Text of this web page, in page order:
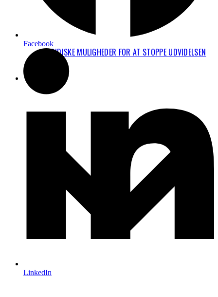
JURIDISKE MULIGHEDER FOR AT STOPPE UDVIDELSEN
Facebook
LinkedIn